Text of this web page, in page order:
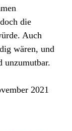
die
Auch
wären, und
unzumutbar.
2021